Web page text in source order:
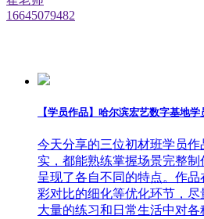
【学员作品】哈尔滨宏艺数字基地
今天分享的三位初材班学员
实，都能熟练掌握场景完整
呈现了各自不同的特点。作
彩对比的细化等优化环节，
大量的练习和日常生活中对